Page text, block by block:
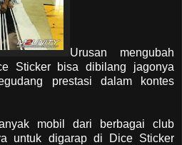
Urusan mengubah
Sticker bisa dibilang jagonya
prestasi dalam kontes
mobil dari berbagai club
untuk digarap di Dice Sticker